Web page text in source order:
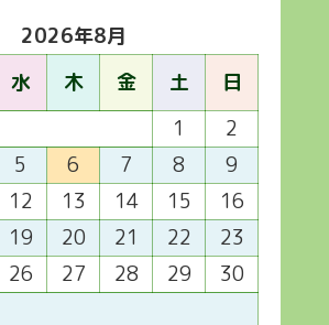
2026年8月
水 木 金 土
日
1
2
5 6 7 8
9
12 13 14 15
16
19 20 21 22
23
26 27 28 29
30